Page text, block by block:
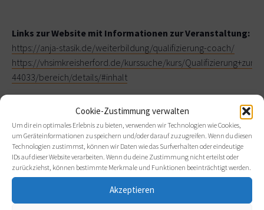
Cookie-Zustimmung verwalten
Um dir ein optimales Erlebnis zu bieten, verwenden wir Technologien wie Cookies,
um Geräteinformationen zu speichern und/oder darauf zuzugreifen. Wenn du diesen
Technologien zustimmst, können wir Daten wie das Surfverhalten oder eindeutige
IDs auf dieser Website verarbeiten. Wenn du deine Zustimmung nicht erteilst oder
zurückziehst, können bestimmte Merkmale und Funktionen beeinträchtigt werden.
Akzeptieren
Links zur Website mit Informationen zur Veranstaltung:
https://anja-stasik.de/weiterbildung/qualifizierung-coach/
https://vhsimkreisherford.de/kurssuche/kurs/
44033/bereich/details/#inhalt
(Verantwortliche für den Inhalt der Ausschreibung: Anja Stasik)